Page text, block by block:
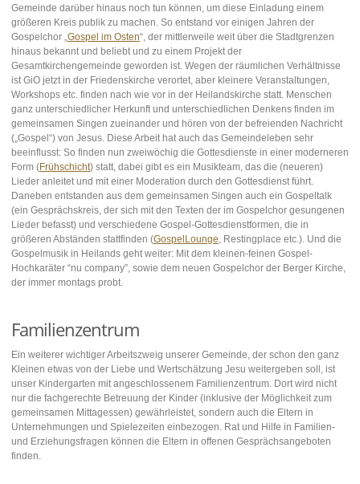
Gemeinde darüber hinaus noch tun können, um diese Einladung einem
größeren Kreis publik zu machen. So entstand vor einigen Jahren der
Gospelchor „Gospel im Osten“, der mittlerweile weit über die Stadtgrenzen
hinaus bekannt und beliebt und zu einem Projekt der
Gesamtkirchengemeinde geworden ist. Wegen der räumlichen Verhältnisse
ist GiO jetzt in der Friedenskirche verortet, aber kleinere Veranstaltungen,
Workshops etc. finden nach wie vor in der Heilandskirche statt. Menschen
ganz unterschiedlicher Herkunft und unterschiedlichen Denkens finden im
gemeinsamen Singen zueinander und hören von der befreienden Nachricht
(„Gospel“) von Jesus. Diese Arbeit hat auch das Gemeindeleben sehr
beeinflusst: So finden nun zweiwöchig die Gottesdienste in einer moderneren
Form (Frühschicht) statt, dabei gibt es ein Musikteam, das die (neueren)
Lieder anleitet und mit einer Moderation durch den Gottesdienst führt.
Daneben entstanden aus dem gemeinsamen Singen auch ein Gospeltalk
(ein Gesprächskreis, der sich mit den Texten der im Gospelchor gesungenen
Lieder befasst) und verschiedene Gospel-Gottesdienstformen, die in
größeren Abständen stattfinden (GospelLounge, Restingplace etc.). Und die
Gospelmusik in Heilands geht weiter: Mit dem kleinen-feinen Gospel-
Hochkaräter “nu company”, sowie dem neuen Gospelchor der Berger Kirche,
der immer montags probt.
Familienzentrum
Ein weiterer wichtiger Arbeitszweig unserer Gemeinde, der schon den ganz
Kleinen etwas von der Liebe und Wertschätzung Jesu weitergeben soll, ist
unser Kindergarten mit angeschlossenem Familienzentrum. Dort wird nicht
nur die fachgerechte Betreuung der Kinder (inklusive der Möglichkeit zum
gemeinsamen Mittagessen) gewährleistet, sondern auch die Eltern in
Unternehmungen und Spielezeiten einbezogen. Rat und Hilfe in Familien-
und Erziehungsfragen können die Eltern in offenen Gesprächsangeboten
finden.